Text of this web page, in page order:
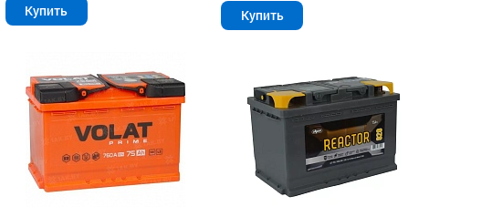
Купить Купить